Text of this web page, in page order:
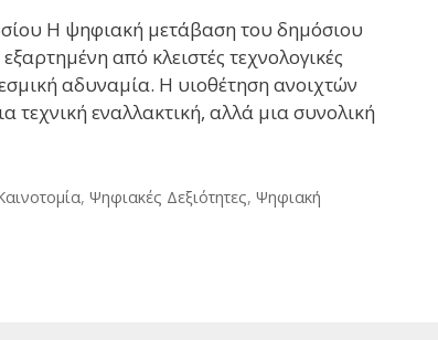
Η ψηφιακή μετάβαση του δημόσιου
από κλειστές τεχνολογικές
αδυναμία. Η υιοθέτηση ανοιχτών
εναλλακτική, αλλά μια συνολική
, Ψηφιακές Δεξιότητες, Ψηφιακή